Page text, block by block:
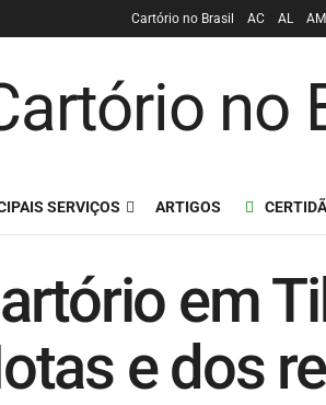
Cartório no Brasil AC AL AM
SERVIÇOS ARTIGOS
em
e dos